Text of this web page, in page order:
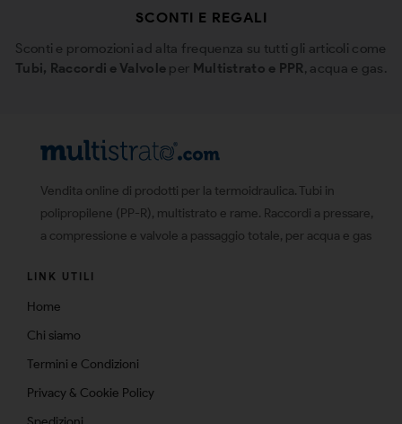
SCONTI E REGALI
Sconti e promozioni ad alta frequenza su tutti gli articoli come
Tubi, Raccordi e Valvole per Multistrato e PPR, acqua e gas.
Vendita online di prodotti per la termoidraulica. Tubi in
polipropilene (PP-R), multistrato e rame. Raccordi a pressare,
a compressione e valvole a passaggio totale, per acqua e gas
LINK UTILI
Home
Chi siamo
Termini e Condizioni
Privacy & Cookie Policy